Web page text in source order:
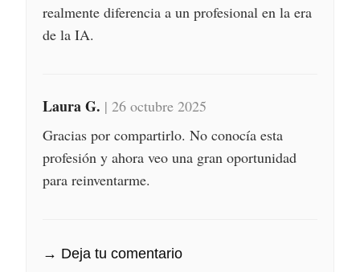
realmente diferencia a un profesional en la era
de la IA.
Laura G. | 26 octubre 2025
Gracias por compartirlo. No conocía esta
profesión y ahora veo una gran oportunidad
para reinventarme.
→ Deja tu comentario